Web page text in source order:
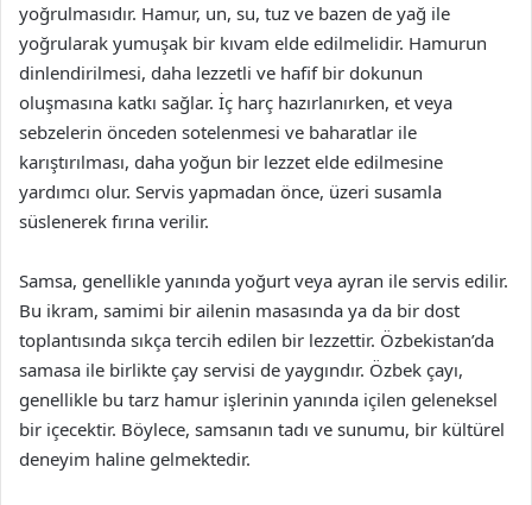
yoğrulmasıdır. Hamur, un, su, tuz ve bazen de yağ ile
yoğrularak yumuşak bir kıvam elde edilmelidir. Hamurun
dinlendirilmesi, daha lezzetli ve hafif bir dokunun
oluşmasına katkı sağlar. İç harç hazırlanırken, et veya
sebzelerin önceden sotelenmesi ve baharatlar ile
karıştırılması, daha yoğun bir lezzet elde edilmesine
yardımcı olur. Servis yapmadan önce, üzeri susamla
süslenerek fırına verilir.
Samsa, genellikle yanında yoğurt veya ayran ile servis edilir.
Bu ikram, samimi bir ailenin masasında ya da bir dost
toplantısında sıkça tercih edilen bir lezzettir. Özbekistan’da
samasa ile birlikte çay servisi de yaygındır. Özbek çayı,
genellikle bu tarz hamur işlerinin yanında içilen geleneksel
bir içecektir. Böylece, samsanın tadı ve sunumu, bir kültürel
deneyim haline gelmektedir.